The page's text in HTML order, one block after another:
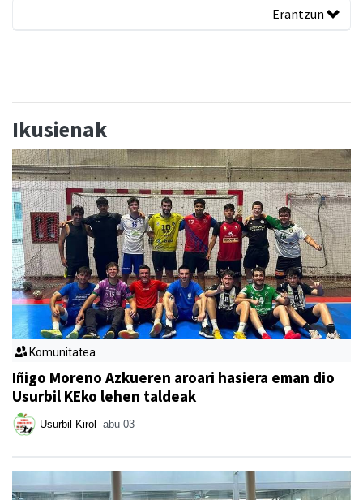
Erantzun
Ikusienak
Komunitatea
Iñigo Moreno Azkueren aroari hasiera eman dio
Usurbil KEko lehen taldeak
Usurbil Kirol abu 03